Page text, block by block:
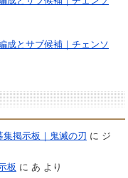
成とサブ候補｜チェンソ
集掲示板｜鬼滅の刃 に ジ
板 に あ より